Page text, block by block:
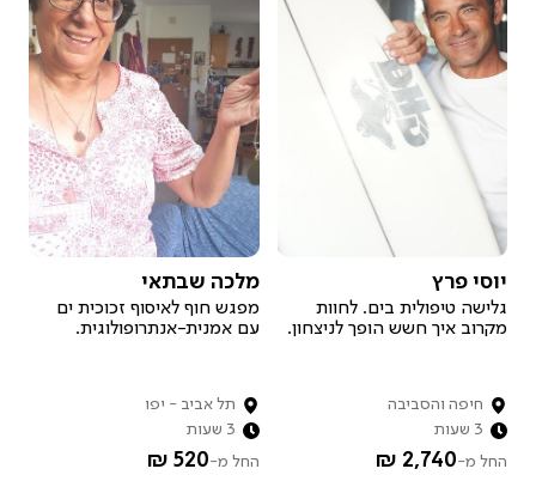
רוצה להיות מארח.ת?
סיפורים ממפגשים
Instagram
Facebook
איך זה עובד?
יוסי פרץ
גלישה טיפולית בים. לחוות
מקרוב איך חשש הופך לניצחון.
חיפה והסביבה
3 שעות
החל מ-2,740 ₪
מלכה שבתאי
מפגש חוף לאיסוף זכוכית ים
עם אמנית-אנתרופולוגית.
תל אביב - יפו
3 שעות
החל מ-520 ₪